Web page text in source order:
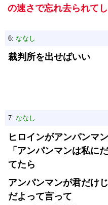
の速さで忘れ去られて
6: ななし
裁判所を出せばいい
7: ななし
ヒロインがアンパンマ
「アンパンマンは私に
てたら
アンパンマンが君だけ
だよって言って